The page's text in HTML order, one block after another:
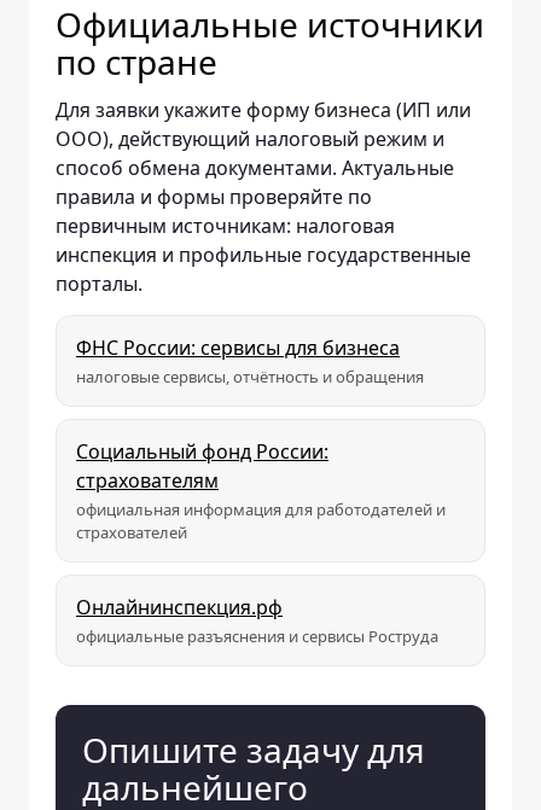
Официальные источники
по стране
Для заявки укажите форму бизнеса (ИП или
ООО), действующий налоговый режим и
способ обмена документами. Актуальные
правила и формы проверяйте по
первичным источникам: налоговая
инспекция и профильные государственные
порталы.
ФНС России: сервисы для бизнеса
налоговые сервисы, отчётность и обращения
Социальный фонд России:
страхователям
официальная информация для работодателей и
страхователей
Онлайнинспекция.рф
официальные разъяснения и сервисы Роструда
Опишите задачу для
дальнейшего